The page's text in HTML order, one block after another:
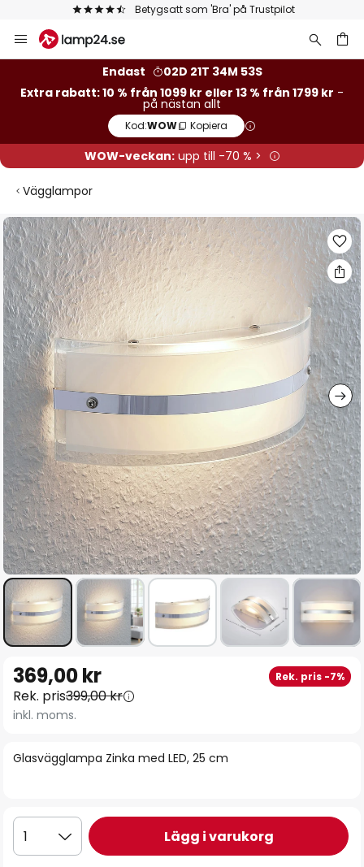
Betygsatt som 'Bra' på Trustpilot
Hoppa
till
Endast
02D 21T 34M 53S
Extra rabatt: 10 % från 1099 kr eller 13 % från 1799 kr -
på nästan allt
Kod:WOW Kopiera
WOW-veckan:upp till -70 % >
Vägglampor
Hoppa
till
slutet
av
bildgalleriet
till
början
av
Glasvägglampa Zinka med LED, 25 cm
369,00 kr Rek. pris -7%
Rek. pris399,00 kr
inkl. moms.
1 Lägg i varukorg